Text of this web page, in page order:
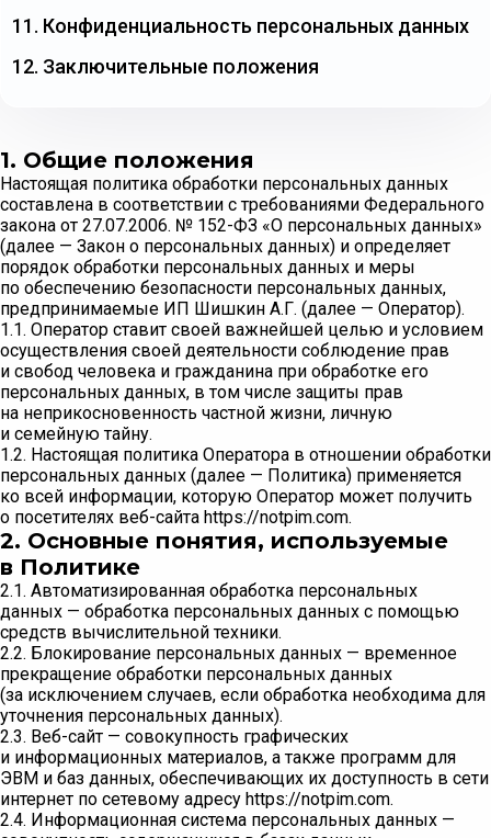
11. Конфиденциальность персональных данных
12. Заключительные положения
1. Общие положения
Настоящая политика обработки персональных данных
составлена в соответствии с требованиями Федерального
закона от 27.07.2006. № 152-ФЗ «О персональных данных»
(далее — Закон о персональных данных) и определяет
порядок обработки персональных данных и меры
по обеспечению безопасности персональных данных,
предпринимаемые ИП Шишкин А.Г. (далее — Оператор).
1.1. Оператор ставит своей важнейшей целью и условием
осуществления своей деятельности соблюдение прав
и свобод человека и гражданина при обработке его
персональных данных, в том числе защиты прав
на неприкосновенность частной жизни, личную
и семейную тайну.
1.2. Настоящая политика Оператора в отношении обработки
персональных данных (далее — Политика) применяется
ко всей информации, которую Оператор может получить
о посетителях веб-сайта https://notpim.com.
2. Основные понятия, используемые
в Политике
2.1. Автоматизированная обработка персональных
данных — обработка персональных данных с помощью
средств вычислительной техники.
2.2. Блокирование персональных данных — временное
прекращение обработки персональных данных
(за исключением случаев, если обработка необходима для
уточнения персональных данных).
2.3. Веб-сайт — совокупность графических
и информационных материалов, а также программ для
ЭВМ и баз данных, обеспечивающих их доступность в сети
интернет по сетевому адресу https://notpim.com.
2.4. Информационная система персональных данных —